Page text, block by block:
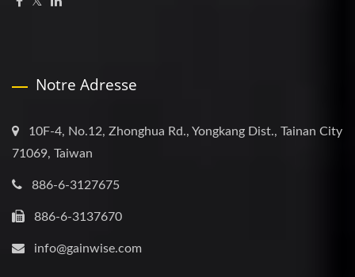
Notre Adresse
10F-4, No.12, Zhonghua Rd., Yongkang Dist., Tainan City
71069, Taiwan
886-6-3127675
886-6-3137670
info@gainwise.com